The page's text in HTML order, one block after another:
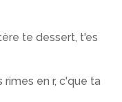
te dessert, t'es
rimes en r, c'que ta